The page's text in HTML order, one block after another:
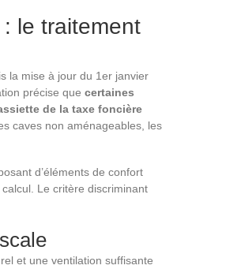
le traitement
la mise à jour du 1er janvier
précise que certaines
de la taxe foncière
caves non aménageables, les
d’éléments de confort
Le critère discriminant
et une ventilation suffisante